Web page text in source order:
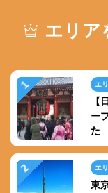
エリア
エ
【
ー
た
エ
東